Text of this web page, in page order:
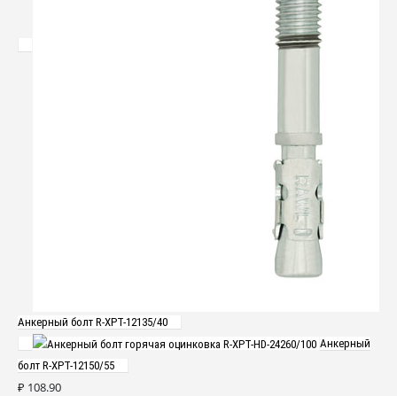
Анкерный болт R-XPT-12135/40
Анкерный
болт R-XPT-12150/55
₽ 108.90